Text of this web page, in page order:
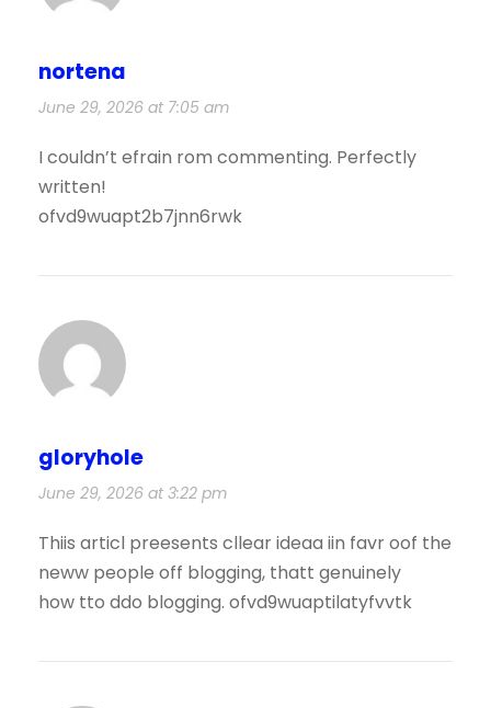
nortena
June 29, 2026 at 7:05 am
I couldn’t efrain rom commenting. Perfectly
written!
ofvd9wuapt2b7jnn6rwk
gloryhole
June 29, 2026 at 3:22 pm
Thiis articl preesents cllear ideaa iin favr oof the
neww people off blogging, thatt genuinely
how tto ddo blogging. ofvd9wuaptilatyfvvtk